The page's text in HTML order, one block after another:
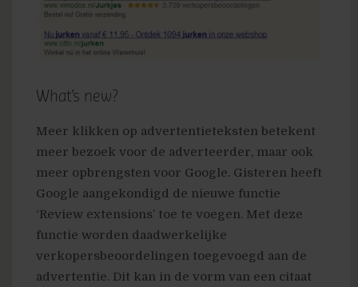
What’s new?
Meer klikken op advertentieteksten betekent
meer bezoek voor de adverteerder, maar ook
meer opbrengsten voor Google. Gisteren heeft
Google aangekondigd de nieuwe functie
‘Review extensions’ toe te voegen. Met deze
functie worden daadwerkelijke
verkopersbeoordelingen toegevoegd aan de
advertentie. Dit kan in de vorm van een citaat